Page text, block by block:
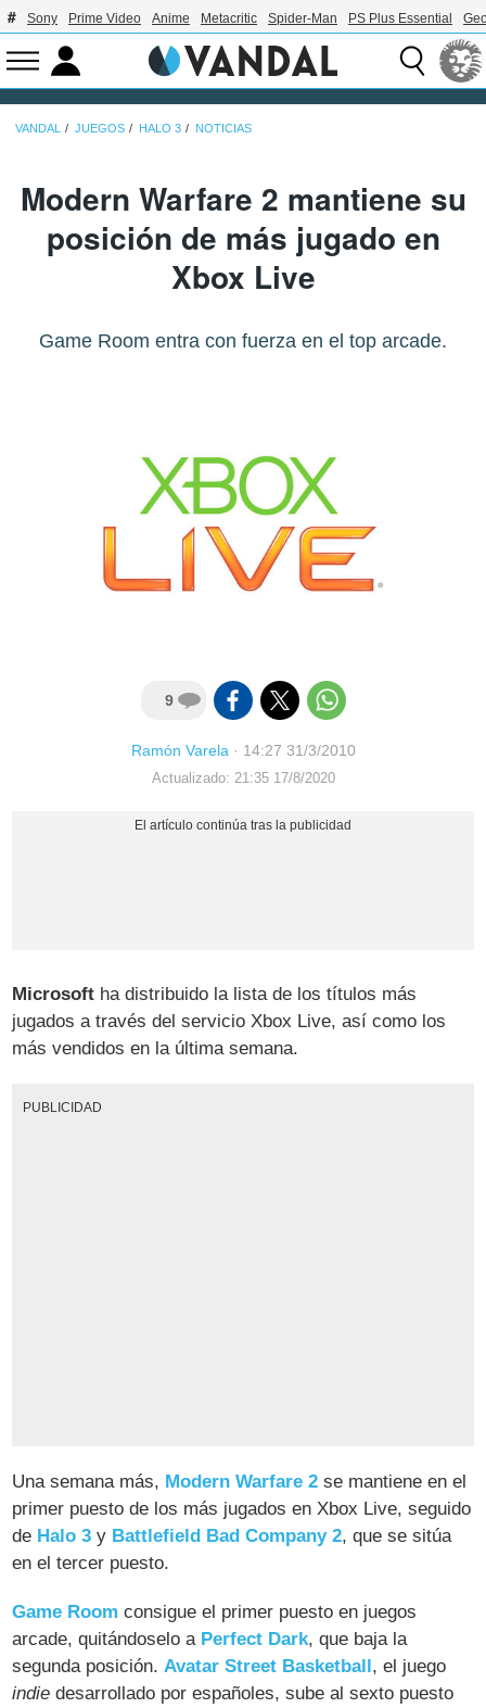
Sony Prime Video Anime Metacritic Spider-Man PS Plus Essential
VANDAL JUEGOS HALO 3 NOTICIAS
Modern Warfare 2 mantiene su
posición de más jugado en
Xbox Live
Game Room entra con fuerza en el top arcade.
9
Ramón Varela· 14:27 31/3/2010
Actualizado: 21:35 17/8/2020
Microsoft ha distribuido la lista de los títulos más
jugados a través del servicio Xbox Live, así como los
más vendidos en la última semana.
PUBLICIDAD
Una semana más, Modern Warfare 2 se mantiene en el
primer puesto de los más jugados en Xbox Live, seguido
de Halo 3 y Battlefield Bad Company 2, que se sitúa
en el tercer puesto.
Game Room consigue el primer puesto en juegos
arcade, quitándoselo a Perfect Dark, que baja la
segunda posición.Avatar Street Basketball, el juego
indie desarrollado por españoles, sube al sexto puesto